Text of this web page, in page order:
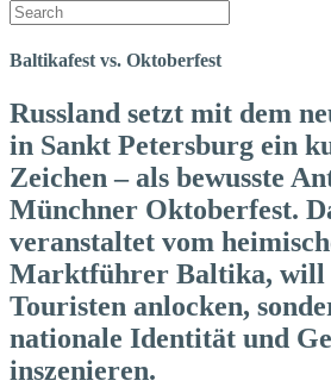
Baltikafest vs. Oktoberfest
Russland setzt mit dem
in Sankt Petersburg ein
Zeichen – als bewusste
Münchner Oktoberfest.
veranstaltet vom
Marktführer Baltika, will
Touristen anlocken,
nationale Identität und
inszenieren.